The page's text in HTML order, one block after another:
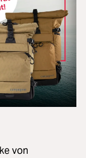
von